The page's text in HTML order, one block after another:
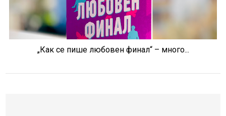
„Как се пише любовен финал“ – много...